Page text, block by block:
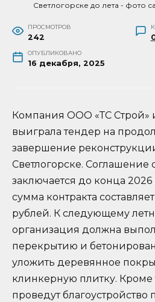
Светлогорске до лета - фото
ПРОСМОТРОВ
242
ОПУБЛИКОВАНО
16 декабря, 2025
Компания ООО «ТС Строй»
выиграла тендер на
завершение
Светлогорске.
заключается до конца 2026
сумма контракта
рублей. К следующему
организация должна
перекрытию и
уложить деревянное
клинкерную плитку. Кроме
проведут